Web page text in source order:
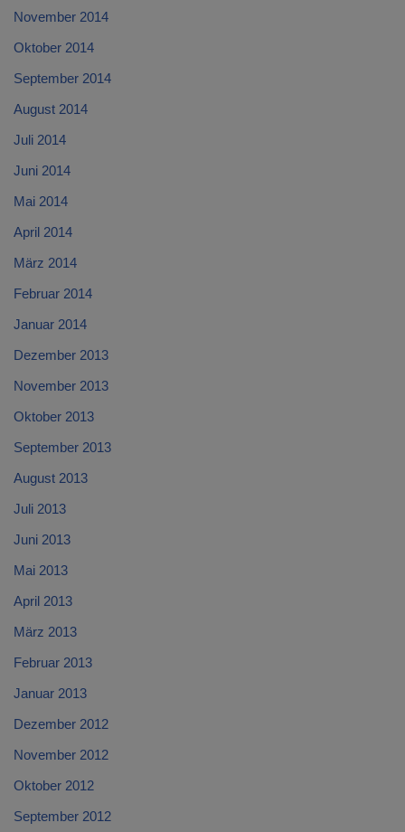
November 2014
Oktober 2014
September 2014
August 2014
Juli 2014
Juni 2014
Mai 2014
April 2014
März 2014
Februar 2014
Januar 2014
Dezember 2013
November 2013
Oktober 2013
September 2013
August 2013
Juli 2013
Juni 2013
Mai 2013
April 2013
März 2013
Februar 2013
Januar 2013
Dezember 2012
November 2012
Oktober 2012
September 2012